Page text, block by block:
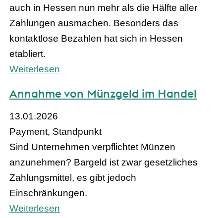
auch in Hessen nun mehr als die Hälfte aller
Zahlungen ausmachen. Besonders das
kontaktlose Bezahlen hat sich in Hessen
etabliert.
Weiterlesen
Annahme von Münzgeld im Handel
13.01.2026
Payment, Standpunkt
Sind Unternehmen verpflichtet Münzen
anzunehmen? Bargeld ist zwar gesetzliches
Zahlungsmittel, es gibt jedoch
Einschränkungen.
Weiterlesen